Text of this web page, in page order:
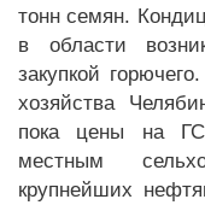
тонн семян.
в области
закупкой
хозяйства
пока цены на
местным
крупнейших